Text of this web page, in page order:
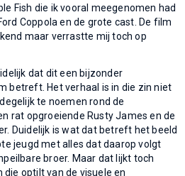
Fish die ik vooral meegenomen had
Coppola en de grote cast. De film
maar verrastte mij toch op
dat dit een bijzonder
betreft. Het verhaal is in die zin niet
te noemen rond de
rat opgroeiende Rusty James en de
Duidelijk is wat dat betreft het beeld
jeugd met alles dat daarop volgt
broer. Maar dat lijkt toch
optilt van de visuele en